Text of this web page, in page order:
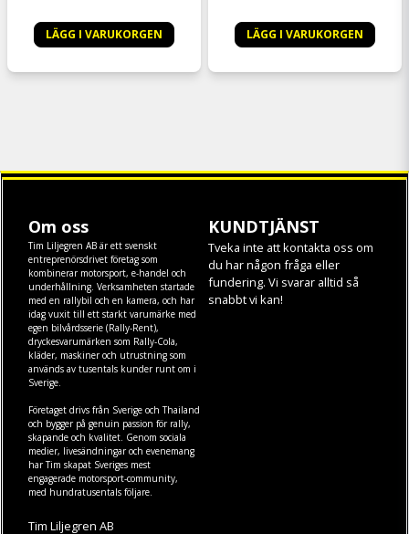
LÄGG I VARUKORGEN LÄGG I VARUKORGEN
Om oss
Tim Liljegren AB är ett svenskt
entreprenörsdrivet företag som
kombinerar motorsport, e-handel och
underhållning. Verksamheten startade
med en rallybil och en kamera, och har
idag vuxit till ett starkt varumärke med
egen bilvårdsserie (Rally-Rent),
dryckesvarumärken som Rally-Cola,
kläder, maskineroch utrustning som
används av tusentals kunder runt om i
Sverige.
Företaget drivs från Sverige och Thailand
och bygger på genuin passion för rally,
skapande och kvalitet. Genom sociala
medier, livesändningar och evenemang
har Tim skapat Sveriges mest
engagerade motorsport-community,
med hundratusentals följare.
Tim Liljegren AB
KUNDTJÄNST
Tveka inte att kontakta oss om
du har någon fråga eller
fundering. Vi svarar alltid så
snabbt vi kan!